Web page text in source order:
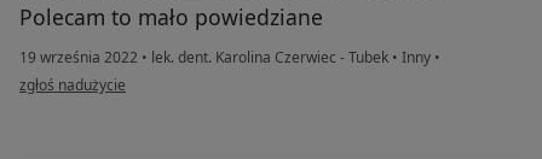
Polecam to mało powiedziane
19 września 2022 • lek. dent. Karolina Czerwiec - Tubek • Inny •
w opinii użytkownika Henryk Mazur
zgłoś nadużycie